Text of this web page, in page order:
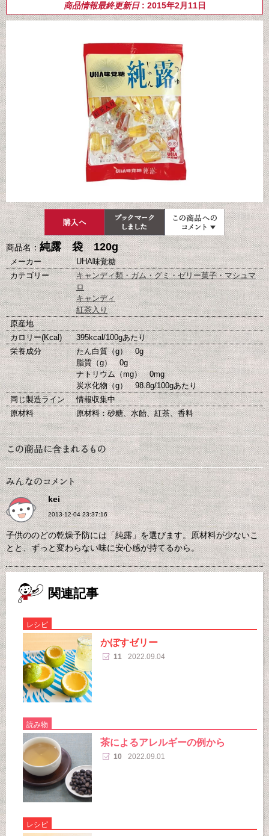
商品情報最終更新日: 2015年2月11日
商品名：純露 袋 120g
メーカー
UHA味覚糖
カテゴリー
キャンディ類・ガム・グミ・ゼリー菓子・マシュマ
ロ
キャンディ
紅茶入り
原産地
カロリー(Kcal)
395kcal/100gあたり
栄養成分
たん白質（g） 0g
脂質（g） 0g
ナトリウム（mg） 0mg
炭水化物（g） 98.8g/100gあたり
同じ製造ライン
情報収集中
原材料
原材料：砂糖、水飴、紅茶、香料
kei
2013-12-04 23:37:16
子供ののどの乾燥予防には「純露」を選びます。原材料が少ないこ
とと、ずっと変わらない味に安心感が持てるから。
関連記事
レシピ
かぼすゼリー
11 2022.09.04
読み物
茶によるアレルギーの例から
10 2022.09.01
レシピ